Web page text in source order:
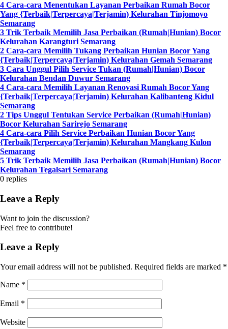
4 Cara-cara Menentukan Layanan Perbaikan Rumah Bocor
Yang {Terbaik|Terpercaya|Terjamin) Kelurahan Tinjomoyo
Semarang
3 Trik Terbaik Memilih Jasa Perbaikan (Rumah|Hunian) Bocor
Kelurahan Karangturi Semarang
2 Cara-cara Memilih Tukang Perbaikan Hunian Bocor Yang
{Terbaik|Terpercaya|Terjamin) Kelurahan Gemah Semarang
3 Cara Unggul Pilih Service Tukan (Rumah|Hunian) Bocor
Kelurahan Bendan Duwur Semarang
4 Cara-cara Memilih Layanan Renovasi Rumah Bocor Yang
{Terbaik|Terpercaya|Terjamin) Kelurahan Kalibanteng Kidul
Semarang
2 Tips Unggul Tentukan Service Perbaikan (Rumah|Hunian)
Bocor Kelurahan Sarirejo Semarang
4 Cara-cara Pilih Service Perbaikan Hunian Bocor Yang
{Terbaik|Terpercaya|Terjamin) Kelurahan Mangkang Kulon
Semarang
5 Trik Terbaik Memilih Jasa Perbaikan (Rumah|Hunian) Bocor
Kelurahan Tegalsari Semarang
0 replies
Leave a Reply
Want to join the discussion?
Feel free to contribute!
Leave a Reply
Your email address will not be published. Required fields are marked *
Name *
Email *
Website